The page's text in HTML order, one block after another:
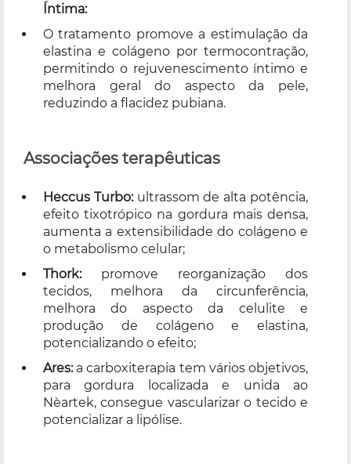
Íntima:
O tratamento promove a estimulação da
elastina e colágeno por termocontração,
permitindo o rejuvenescimento íntimo e
melhora geral do aspecto da pele,
reduzindo a flacidez pubiana.
Associações terapêuticas
Heccus Turbo: ultrassom de alta potência,
efeito tixotrópico na gordura mais densa,
aumenta a extensibilidade do colágeno e
o metabolismo celular;
Thork: promove reorganização dos
tecidos, melhora da circunferência,
melhora do aspecto da celulite e
produção de colágeno e elastina,
potencializando o efeito;
Ares:a carboxiterapia tem vários objetivos,
para gordura localizada e unida ao
Nèartek, consegue vascularizar o tecido e
potencializar a lipólise.